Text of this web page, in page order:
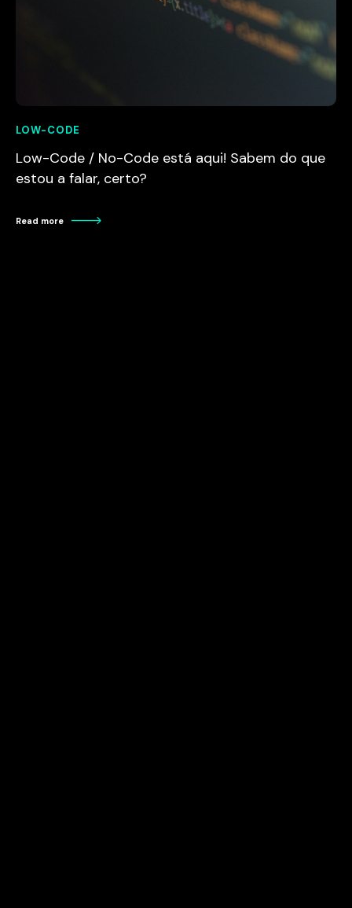
LOW-CODE
Low-Code / No-Code está aqui! Sabem do que
estou a falar, certo?
Read more